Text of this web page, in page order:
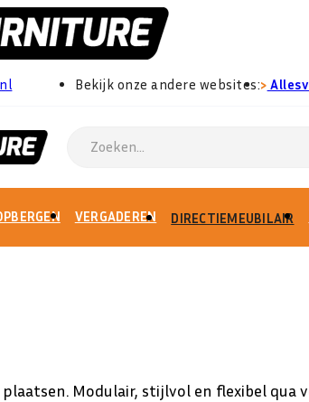
Bekijk onze andere websites:›
VERGADEREN DIRECTIEMEUBILAIR
Modulair, stijlvol en flexibel qua